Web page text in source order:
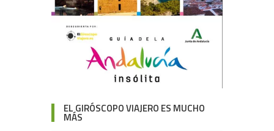
EL GIRÓSCOPO VIAJERO ES MUCHO
MÁS